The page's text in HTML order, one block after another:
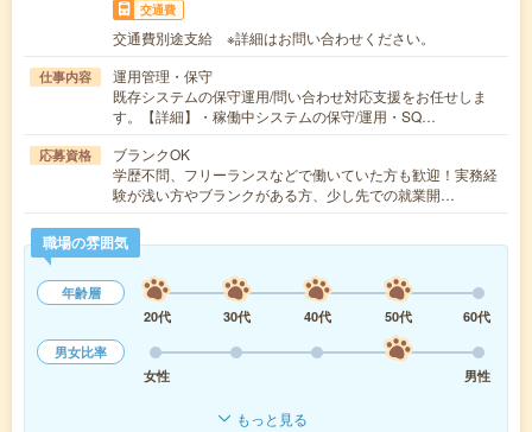
交通費
交通費別途支給 ※詳細はお問い合わせください。
仕事内容
運用管理・保守
既存システムの保守運用/問い合わせ対応支援をお任せしま
す。【詳細】・稼働中システムの保守/運用・SQ…
応募資格
ブランクOK
学歴不問、フリーランスなどで働いていた方も歓迎！実務経
験が浅い方やブランクがある方、少し先での就業開…
職場の雰囲気
年齢層
20代
30代 40代 50代
60代
男女比率
女性
男性
もっと見る